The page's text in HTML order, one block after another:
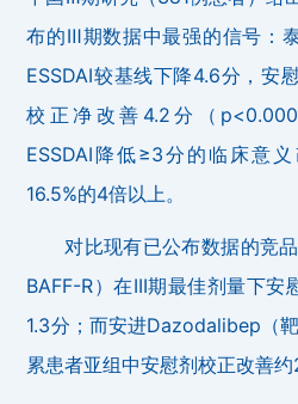
布的Ⅲ期数据中最强的信号：
ESSDAI较基线下降4.6分，安
校正净改善4.2分（
ESSDAI降低≥3分的临床意
16.5%的4倍以上。
对比现有已公布数据的竞
BAFF-R）在III期最佳剂量下安
1.3分；而安进Dazodalibep（
累患者亚组中安慰剂校正改善约